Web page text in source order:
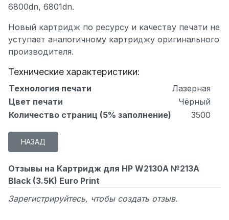
6800dn, 6801dn.
Новый картридж по ресурсу и качеству печати не
уступает аналогичному картриджу оригинального
производителя.
Технические характеристики:
Технология печати
Лазерная
Цвет печати
Чёрный
Количество страниц (5% заполнение)
3500
Отзывы на Картридж для HP W2130A №213A
Black (3.5K) Euro Print
Зарегистрируйтесь, чтобы создать отзыв.